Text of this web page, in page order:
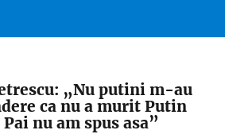
„Nu putini m-au
ca nu a murit Putin
nu am spus asa”